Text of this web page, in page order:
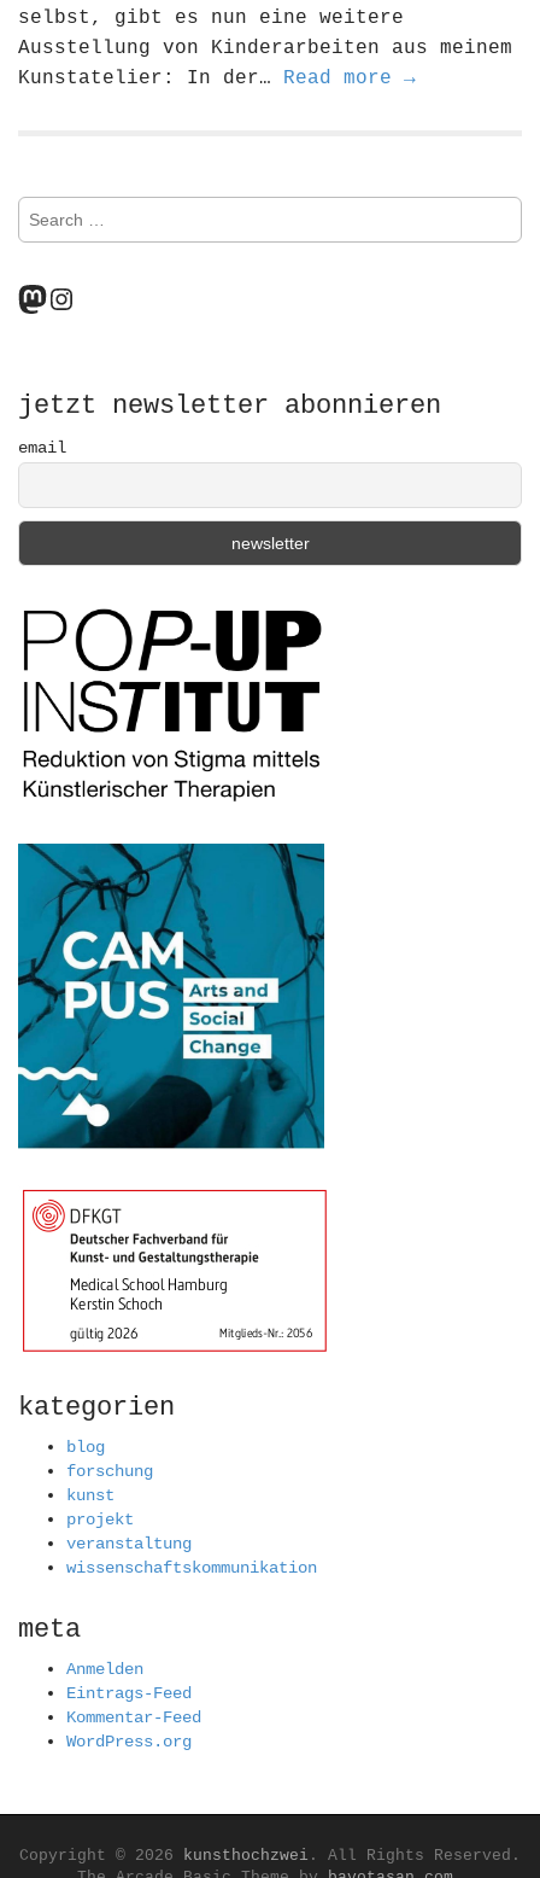
selbst, gibt es nun eine weitere
Ausstellung von Kinderarbeiten aus meinem
Kunstatelier: In der… Read more →
S
c
r
:
Mastodon
Instagram
jetzt newsletter abonnieren
email
kategorien
blog
forschung
kunst
projekt
veranstaltung
wissenschaftskommunikation
meta
Anmelden
Eintrags-Feed
Kommentar-Feed
WordPress.org
Copyright © 2026 kunsthochzwei . All Rights Reserved.